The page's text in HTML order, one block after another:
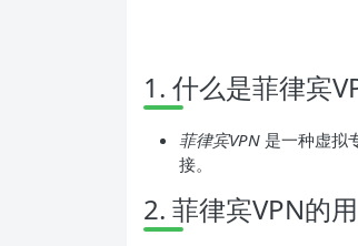
1. 什么是菲律宾
菲律宾VPN 是一种虚拟
接。
2. 菲律宾VPN的